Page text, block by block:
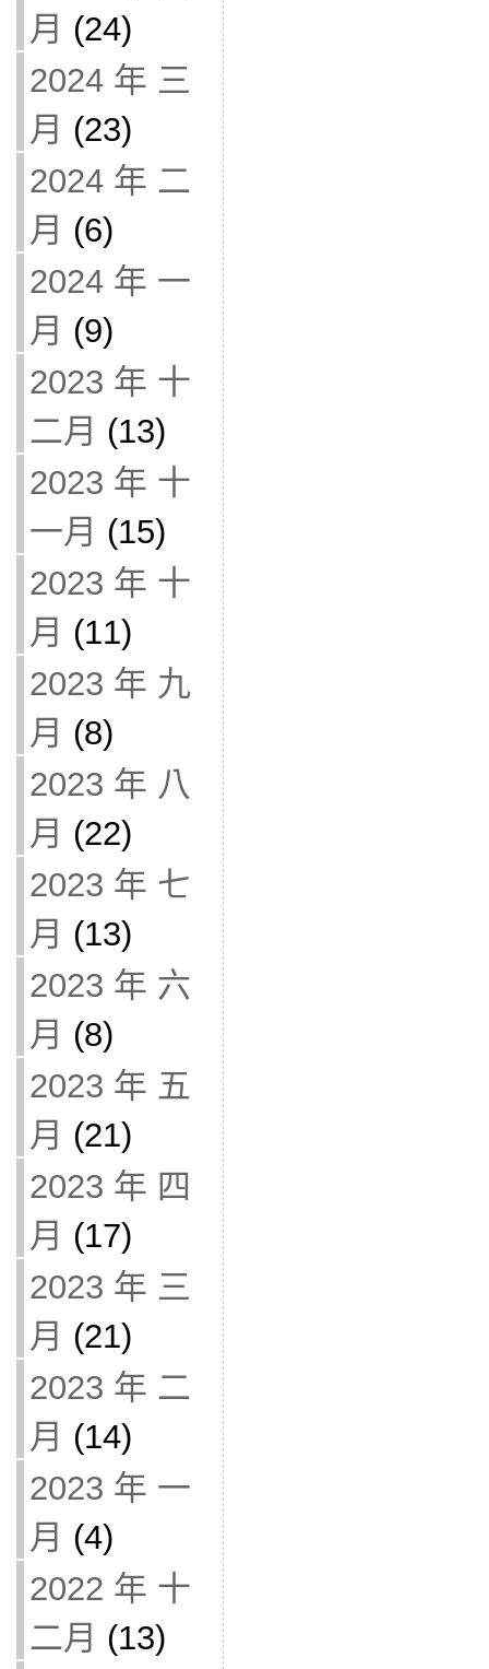
月 (24)
2024 年 三
月 (23)
2024 年 二
月 (6)
2024 年 一
月 (9)
2023 年 十
二月 (13)
2023 年 十
一月 (15)
2023 年 十
月 (11)
2023 年 九
月 (8)
2023 年 八
月 (22)
2023 年 七
月 (13)
2023 年 六
月 (8)
2023 年 五
月 (21)
2023 年 四
月 (17)
2023 年 三
月 (21)
2023 年 二
月 (14)
2023 年 一
月 (4)
2022 年 十
二月 (13)